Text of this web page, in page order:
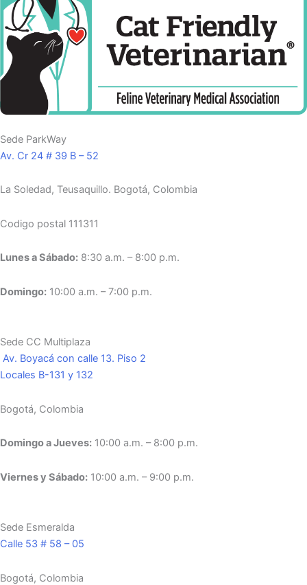
Sede ParkWay
Av. Cr 24 # 39 B – 52
La Soledad, Teusaquillo. Bogotá, Colombia
Codigo postal 111311
Lunes a Sábado: 8:30 a.m. – 8:00 p.m.
Domingo: 10:00 a.m. – 7:00 p.m.
Sede CC Multiplaza
Av. Boyacá con calle 13. Piso 2
Locales B-131 y 132
Bogotá, Colombia
Domingo a Jueves: 10:00 a.m. – 8:00 p.m.
Viernes y Sábado: 10:00 a.m. – 9:00 p.m.
Sede Esmeralda
Calle 53 # 58 – 05
Bogotá, Colombia